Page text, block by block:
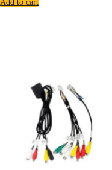
Add to cart